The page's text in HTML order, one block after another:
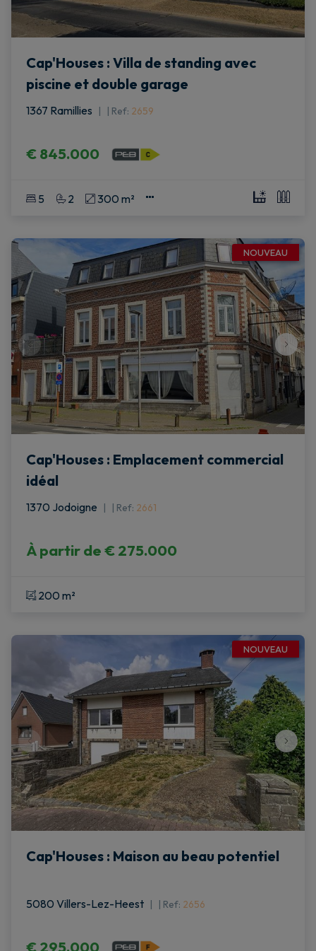
Cap'Houses : Villa de standing avec
piscine et double garage
1367 Ramillies | Ref: 2659
€ 845.000
5 2 300 m²
NOUVEAU
Cap'Houses : Emplacement commercial
idéal
1370 Jodoigne | Ref: 2661
À partir de€ 275.000
200 m²
NOUVEAU
Cap'Houses : Maison au beau potentiel
5080 Villers-Lez-Heest | Ref: 2656
€ 295.000